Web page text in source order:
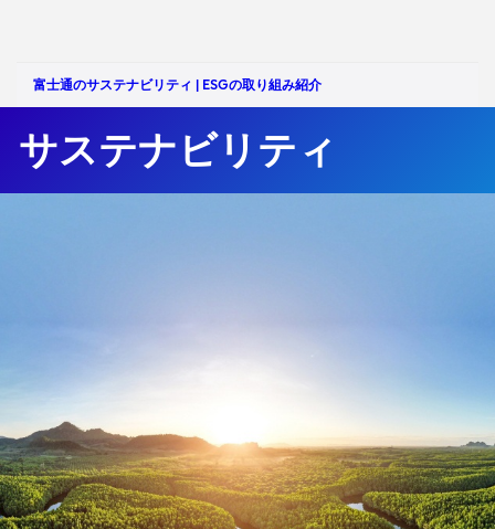
富士通のサステナビリティ | ESGの取り組み紹介
サステナビリティ